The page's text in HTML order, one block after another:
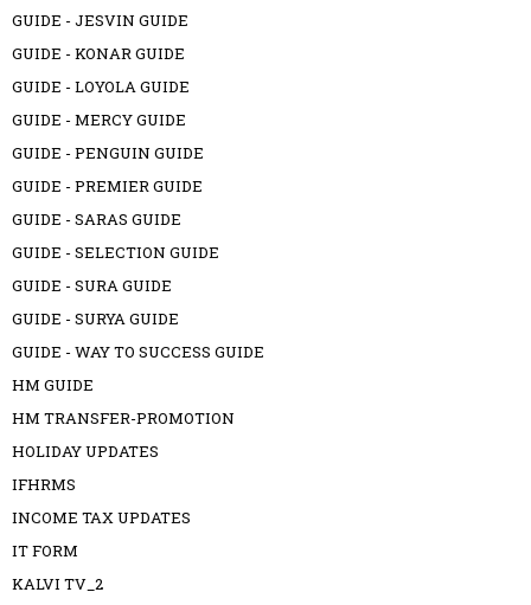
GUIDE - JESVIN GUIDE
GUIDE - KONAR GUIDE
GUIDE - LOYOLA GUIDE
GUIDE - MERCY GUIDE
GUIDE - PENGUIN GUIDE
GUIDE - PREMIER GUIDE
GUIDE - SARAS GUIDE
GUIDE - SELECTION GUIDE
GUIDE - SURA GUIDE
GUIDE - SURYA GUIDE
GUIDE - WAY TO SUCCESS GUIDE
HM GUIDE
HM TRANSFER-PROMOTION
HOLIDAY UPDATES
IFHRMS
INCOME TAX UPDATES
IT FORM
KALVI TV_2